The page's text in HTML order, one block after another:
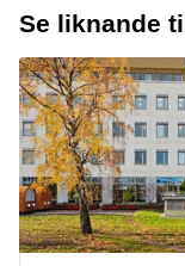
Kontor
Kontorshotell
Coworking
space
Lagerlokaler
Industrilokaler
Butikslokaler
Stockholm
Göteborg
Malmö
Uppsala
Norrköping
Östermalm
Kontorshotell
Stockholm
Hyra lokal
Stockholm
Kontorshotell
Göteborg
Coworking
Stockholm
Om oss
Bli hyresvärd
Pris
Logga in
Se liknande